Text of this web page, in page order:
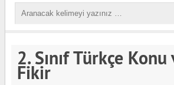
2. Sınıf Türkçe Konu
Fikir